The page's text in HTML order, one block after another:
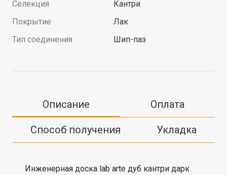
Селекция
Кантри
Покрытие
Лак
Тип соединения
Шип-паз
Описание Оплата
Способ получения Укладка
Инженерная доска lab arte дуб кантри дарк